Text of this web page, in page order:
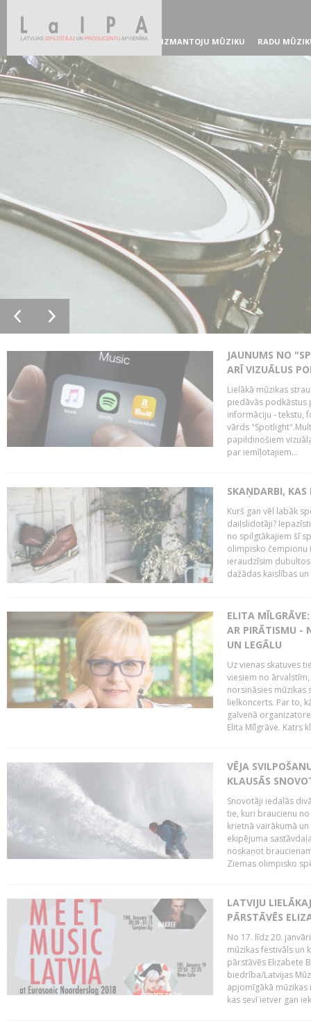
IZMANTOJU MŪZIKU RADU
JAUNUMS NO
ARĪ VIZUĀLUS
Lielākā mūzikas
piedāvās podkāstus
informāciju - tekstu,
vārds
papildinošiem
par iemīļotajiem...
SKAŅDARBI,
Kurš gan vēl labāk
daiļslidotāji?
no spilgtākajiem šī
olimpisko čempionu
ieraudzīsim
dažādas kaislības
ELITA
AR PIRĀTISMU -
UN LEGĀLU
Uz vienas skatuves
viesiem no
norsināsies mūzikas
lielkoncerts. Par to,
galvenā
Elita Mīlgrāve. Katrs
VĒJA
KLAUSĀS
Snovotāji iedalās
tie, kuri braucienu
krietnā vairākumā
ekipējuma
noskaņot
Ziemas olimpisko
LATVIJU
PĀRSTĀVĒS
No 17. līdz 20.
mūzikas festivāls un
pārstāvēs Elizabete
biedrība/Latvijas
apjomīgākā mūzikas
kas sevī ietver gan